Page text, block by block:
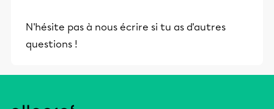
N'hésite pas à nous écrire si tu as d'autres
questions !